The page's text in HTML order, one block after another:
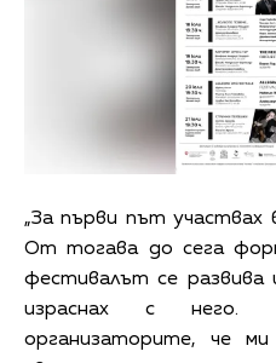
„За първи път участвах
От тогава до сега
фестивалът се развива
израснах с него.
организаторите, че